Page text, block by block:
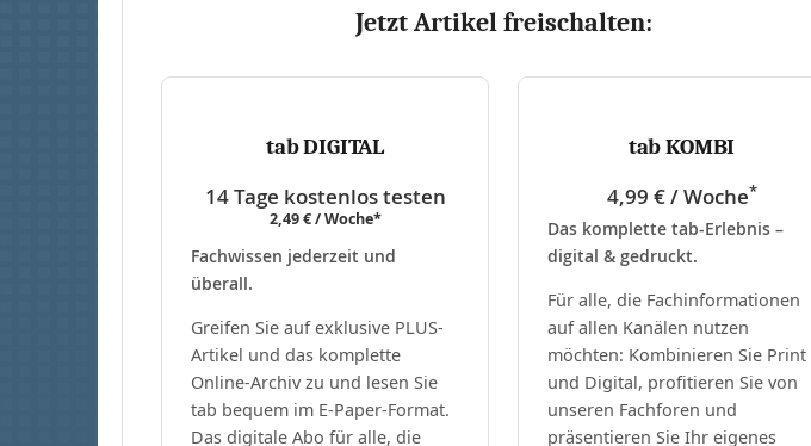
Jetzt Artikel freischalten:
tab DIGITAL
14 Tage kostenlos testen
2,49 € / Woche*
Fachwissen jederzeit und
überall.
Greifen Sie auf exklusive PLUS-
Artikel und das komplette
Online-Archiv zu und lesen Sie
tab bequem im E-Paper-Format.
Das digitale Abo für alle, die
tab KOMBI
4,99 € / Woche*
Das komplette tab-Erlebnis –
digital & gedruckt.
Für alle, die Fachinformationen
auf allen Kanälen nutzen
möchten: Kombinieren Sie Print
und Digital, profitieren Sie von
unseren Fachforen und
präsentieren Sie Ihr eigenes